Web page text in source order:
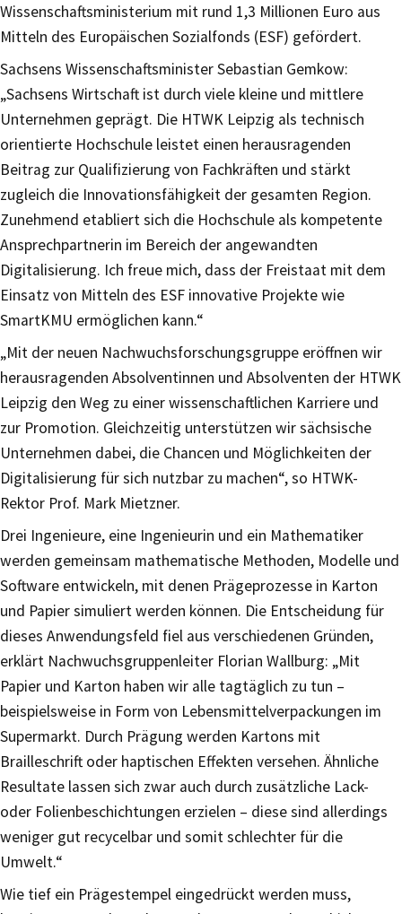
Wissenschaftsministerium mit rund 1,3 Millionen Euro aus
Mitteln des Europäischen Sozialfonds (ESF) gefördert.
Sachsens Wissenschaftsminister Sebastian Gemkow:
„Sachsens Wirtschaft ist durch viele kleine und mittlere
Unternehmen geprägt. Die HTWK Leipzig als technisch
orientierte Hochschule leistet einen herausragenden
Beitrag zur Qualifizierung von Fachkräften und stärkt
zugleich die Innovationsfähigkeit der gesamten Region.
Zunehmend etabliert sich die Hochschule als kompetente
Ansprechpartnerin im Bereich der angewandten
Digitalisierung. Ich freue mich, dass der Freistaat mit dem
Einsatz von Mitteln des ESF innovative Projekte wie
SmartKMU ermöglichen kann.“
„Mit der neuen Nachwuchsforschungsgruppe eröffnen wir
herausragenden Absolventinnen und Absolventen der HTWK
Leipzig den Weg zu einer wissenschaftlichen Karriere und
zur Promotion. Gleichzeitig unterstützen wir sächsische
Unternehmen dabei, die Chancen und Möglichkeiten der
Digitalisierung für sich nutzbar zu machen“, so HTWK-
Rektor Prof. Mark Mietzner.
Drei Ingenieure, eine Ingenieurin und ein Mathematiker
werden gemeinsam mathematische Methoden, Modelle und
Software entwickeln, mit denen Prägeprozesse in Karton
und Papier simuliert werden können. Die Entscheidung für
dieses Anwendungsfeld fiel aus verschiedenen Gründen,
erklärt Nachwuchsgruppenleiter Florian Wallburg: „Mit
Papier und Karton haben wir alle tagtäglich zu tun –
beispielsweise in Form von Lebensmittelverpackungen im
Supermarkt. Durch Prägung werden Kartons mit
Brailleschrift oder haptischen Effekten versehen. Ähnliche
Resultate lassen sich zwar auch durch zusätzliche Lack-
oder Folienbeschichtungen erzielen – diese sind allerdings
weniger gut recycelbar und somit schlechter für die
Umwelt.“
Wie tief ein Prägestempel eingedrückt werden muss,